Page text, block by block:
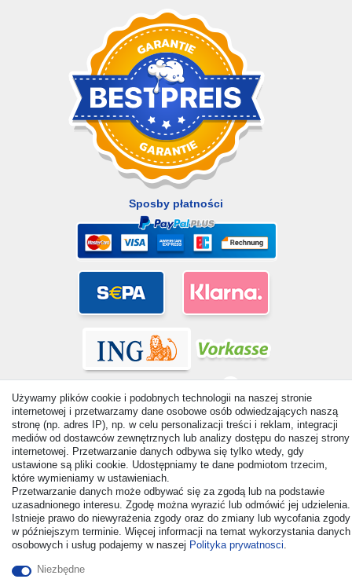
Sposby płatności
© Copyright 2026 | Wszelkie prawa zastrzezone. - All rights
reserved. Prices incl. VAT. 19% VAT Basic prices see article detail
| * Applies to deliveries to the UK!
Używamy plików cookie i podobnych technologii na naszej stronie
internetowej i przetwarzamy dane osobowe osób odwiedzających naszą
stronę (np. adres IP), np. w celu personalizacji treści i reklam, integracji
mediów od dostawców zewnętrznych lub analizy dostępu do naszej strony
internetowej. Przetwarzanie danych odbywa się tylko wtedy, gdy
ustawione są pliki cookie. Udostępniamy te dane podmiotom trzecim,
które wymieniamy w ustawieniach.
Przetwarzanie danych może odbywać się za zgodą lub na podstawie
uzasadnionego interesu. Zgodę można wyrazić lub odmówić jej udzielenia.
Istnieje prawo do niewyrażenia zgody oraz do zmiany lub wycofania zgody
w późniejszym terminie. Więcej informacji na temat wykorzystania danych
osobowych i usług podajemy w naszej Polityka prywatnosci.
Niezbędne
Odstąp od umowy tutaj Kontakt